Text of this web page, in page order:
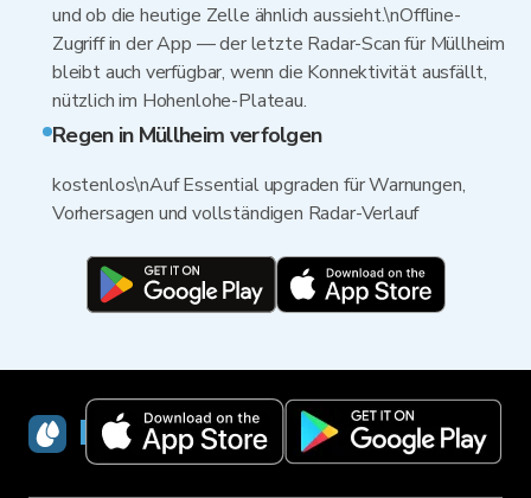
und ob die heutige Zelle ähnlich aussieht.\nOffline-
Zugriff in der App — der letzte Radar-Scan für Müllheim
bleibt auch verfügbar, wenn die Konnektivität ausfällt,
nützlich im Hohenlohe-Plateau.
Regen in Müllheim verfolgen
kostenlos\nAuf Essential upgraden für Warnungen,
Vorhersagen und vollständigen Radar-Verlauf
RainViewer